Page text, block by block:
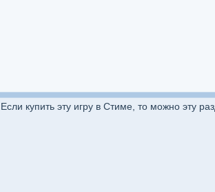
Если купить эту игру в Стиме, то можно эту